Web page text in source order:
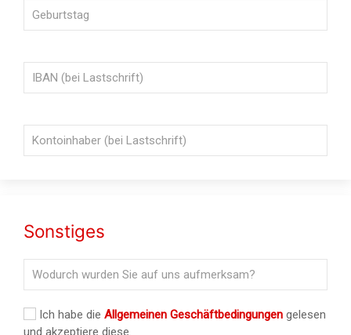
Sonstiges
Ich habe die Allgemeinen Geschäftbedingungen gelesen
und akzeptiere diese.